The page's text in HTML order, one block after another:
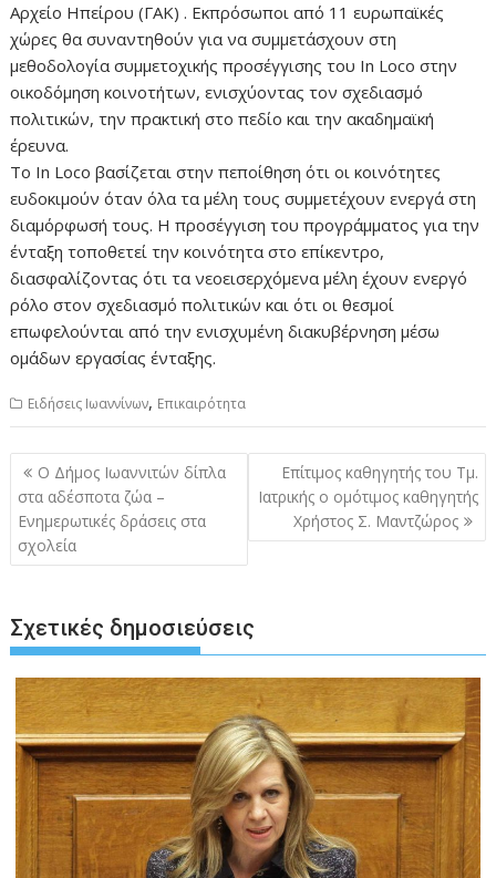
Αρχείο Ηπείρου (ΓΑΚ) . Εκπρόσωποι από 11 ευρωπαϊκές
χώρες θα συναντηθούν για να συμμετάσχουν στη
μεθοδολογία συμμετοχικής προσέγγισης του In Loco στην
οικοδόμηση κοινοτήτων, ενισχύοντας τον σχεδιασμό
πολιτικών, την πρακτική στο πεδίο και την ακαδημαϊκή
έρευνα.
Το In Loco βασίζεται στην πεποίθηση ότι οι κοινότητες
ευδοκιμούν όταν όλα τα μέλη τους συμμετέχουν ενεργά στη
διαμόρφωσή τους. Η προσέγγιση του προγράμματος για την
ένταξη τοποθετεί την κοινότητα στο επίκεντρο,
διασφαλίζοντας ότι τα νεοεισερχόμενα μέλη έχουν ενεργό
ρόλο στον σχεδιασμό πολιτικών και ότι οι θεσμοί
επωφελούνται από την ενισχυμένη διακυβέρνηση μέσω
ομάδων εργασίας ένταξης.
Ειδήσεις Ιωαννίνων, Επικαιρότητα
Πλοήγηση
άρθρων
Ο Δήμος Ιωαννιτών δίπλα
στα αδέσποτα ζώα –
Ενημερωτικές δράσεις στα
σχολεία
Επίτιμος καθηγητής του Τμ.
Ιατρικής ο ομότιμος καθηγητής
Χρήστος Σ. Μαντζώρος
Σχετικές δημοσιεύσεις